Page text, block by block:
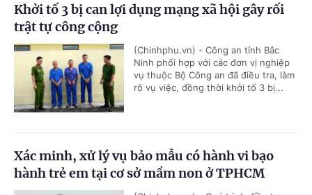
Khởi tố 3 bị can lợi dụng mạng xã hội gây rối
trật tự công cộng
(Chinhphu.vn) - Công an tỉnh Bắc
Ninh phối hợp với các đơn vị nghiệp
vụ thuộc Bộ Công an đã điều tra, làm
rõ vụ việc, đồng thời khởi tố 3 bị...
Xác minh, xử lý vụ bảo mẫu có hành vi bạo
hành trẻ em tại cơ sở mầm non ở TPHCM